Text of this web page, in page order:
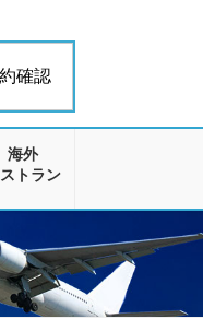
確認
海外
トラン